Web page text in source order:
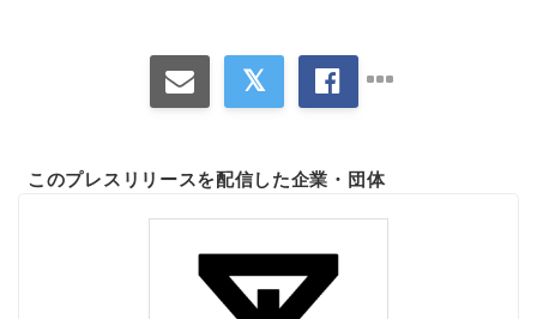
このプレスリリースを配信した企業・団体